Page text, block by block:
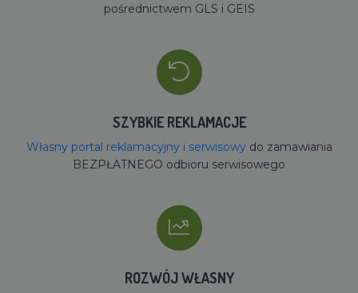
pośrednictwem GLS i GEIS
SZYBKIE REKLAMACJE
Własny portal reklamacyjny i serwisowydo zamawiania
BEZPŁATNEGO odbioru serwisowego
ROZWÓJ WŁASNY